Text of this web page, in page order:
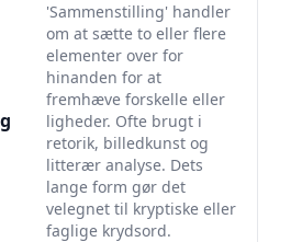
'Sammenstilling' handler
om at sætte to eller flere
elementer over for
hinanden for at
fremhæve forskelle eller
ligheder. Ofte brugt i
retorik, billedkunst og
litterær analyse. Dets
lange form gør det
velegnet til kryptiske eller
faglige krydsord.